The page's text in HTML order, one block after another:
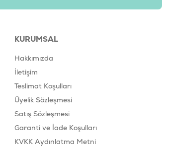
KURUMSAL
Hakkımızda
İletişim
Teslimat Koşulları
Üyelik Sözleşmesi
Satış Sözleşmesi
Garanti ve İade Koşulları
KVKK Aydınlatma Metni